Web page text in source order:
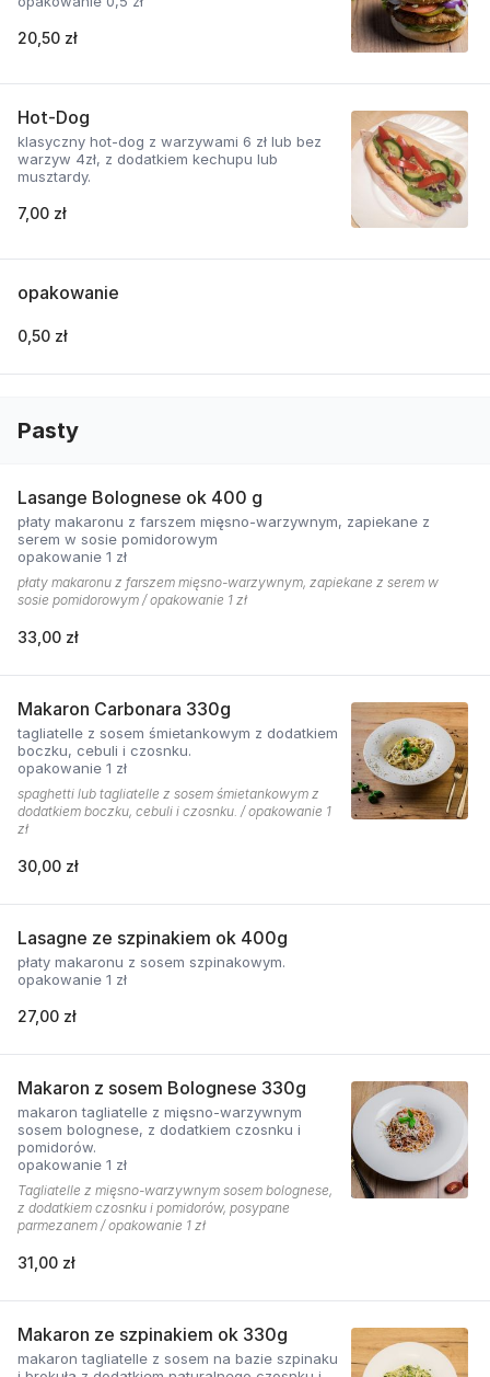
20,50 zł
Hot-Dog
klasyczny hot-dog z warzywami 6 zł lub bez
warzyw 4zł, z dodatkiem kechupu lub
musztardy.
7,00 zł
opakowanie
0,50 zł
Pasty
Lasange Bolognese ok 400 g
płaty makaronu z farszem mięsno-warzywnym, zapiekane z
serem w sosie pomidorowym
opakowanie 1 zł
płaty makaronu z farszem mięsno-warzywnym, zapiekane z serem w
sosie pomidorowym / opakowanie 1 zł
33,00 zł
Makaron Carbonara 330g
tagliatelle z sosem śmietankowym z dodatkiem
boczku, cebuli i czosnku.
opakowanie 1 zł
spaghetti lub tagliatelle z sosem śmietankowym z
dodatkiem boczku, cebuli i czosnku. / opakowanie 1
zł
30,00 zł
Lasagne ze szpinakiem ok 400g
płaty makaronu z sosem szpinakowym.
opakowanie 1 zł
27,00 zł
Makaron z sosem Bolognese 330g
makaron tagliatelle z mięsno-warzywnym
sosem bolognese, z dodatkiem czosnku i
pomidorów.
opakowanie 1 zł
Tagliatelle z mięsno-warzywnym sosem bolognese,
z dodatkiem czosnku i pomidorów, posypane
parmezanem / opakowanie 1 zł
31,00 zł
Makaron ze szpinakiem ok 330g
makaron tagliatelle z sosem na bazie szpinaku